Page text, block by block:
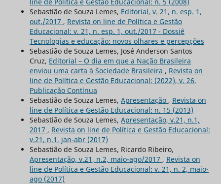
Sebastião de Souza Lemes, Editorial, v. 21, n. esp. 1,
out./2017 , Revista on line de Política e Gestão
Educacional: v. 21, n. esp. 1, out./2017 - Dossiê
Tecnologias e educação: novos olhares e percepções
Sebastião de Souza Lemes, José Anderson Santos
Cruz, Editorial – O dia em que a Nação Brasileira
enviou uma carta à Sociedade Brasileira , Revista on
line de Política e Gestão Educacional: (2022), v. 26,
Publicação Contínua
Sebastião de Souza Lemes, Apresentação , Revista on
line de Política e Gestão Educacional: n. 15 (2013)
Sebastião de Souza Lemes, Apresentação, v.21, n.1,
2017 , Revista on line de Política e Gestão Educacional:
v.21, n.1, jan-abr (2017)
Sebastião de Souza Lemes, Ricardo Ribeiro,
Apresentação, v.21, n.2, maio-ago/2017 , Revista on
line de Política e Gestão Educacional: v. 21, n. 2, maio-
ago (2017)